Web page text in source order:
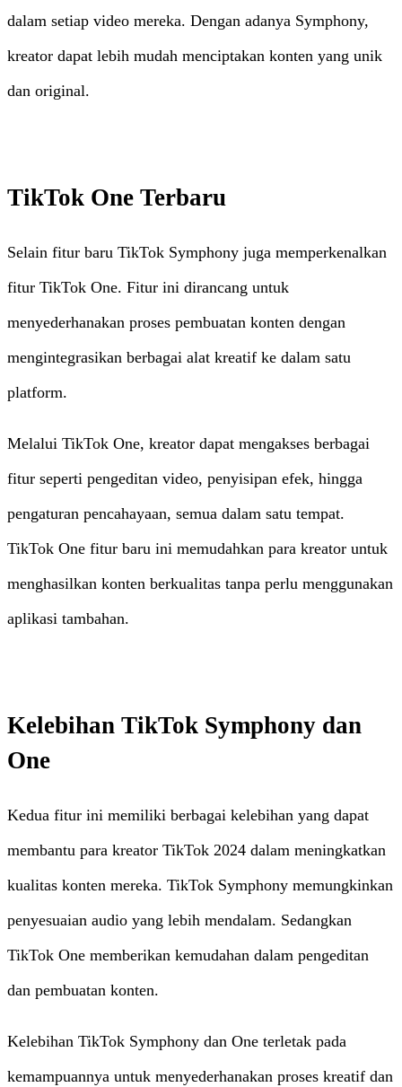
dalam setiap video mereka. Dengan adanya Symphony,
kreator dapat lebih mudah menciptakan konten yang unik
dan original.
TikTok One Terbaru
Selain fitur baru TikTok Symphony juga memperkenalkan
fitur TikTok One. Fitur ini dirancang untuk
menyederhanakan proses pembuatan konten dengan
mengintegrasikan berbagai alat kreatif ke dalam satu
platform.
Melalui TikTok One, kreator dapat mengakses berbagai
fitur seperti pengeditan video, penyisipan efek, hingga
pengaturan pencahayaan, semua dalam satu tempat.
TikTok One fitur baru ini memudahkan para kreator untuk
menghasilkan konten berkualitas tanpa perlu menggunakan
aplikasi tambahan.
Kelebihan TikTok Symphony dan
One
Kedua fitur ini memiliki berbagai kelebihan yang dapat
membantu para kreator TikTok 2024 dalam meningkatkan
kualitas konten mereka. TikTok Symphony memungkinkan
penyesuaian audio yang lebih mendalam. Sedangkan
TikTok One memberikan kemudahan dalam pengeditan
dan pembuatan konten.
Kelebihan TikTok Symphony dan One terletak pada
kemampuannya untuk menyederhanakan proses kreatif dan